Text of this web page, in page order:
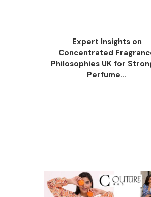
Expert Insights on
Concentrated
Philosophies UK for
Perfume...